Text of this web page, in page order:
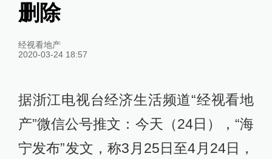
删除
经视看地产
2020-03-24 18:57
据浙江电视台经济生活频道“经视看地
产”微信公号推文：今天（24日），“海
宁发布”发文，称3月25日至4月24日，